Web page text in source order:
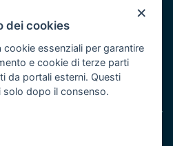
Puglia
del POR Puglia 2014/2020 -
×
dei cookies
essenziali per garantire
e cookie di terze parti
da portali esterni. Questi
solo dopo il consenso.